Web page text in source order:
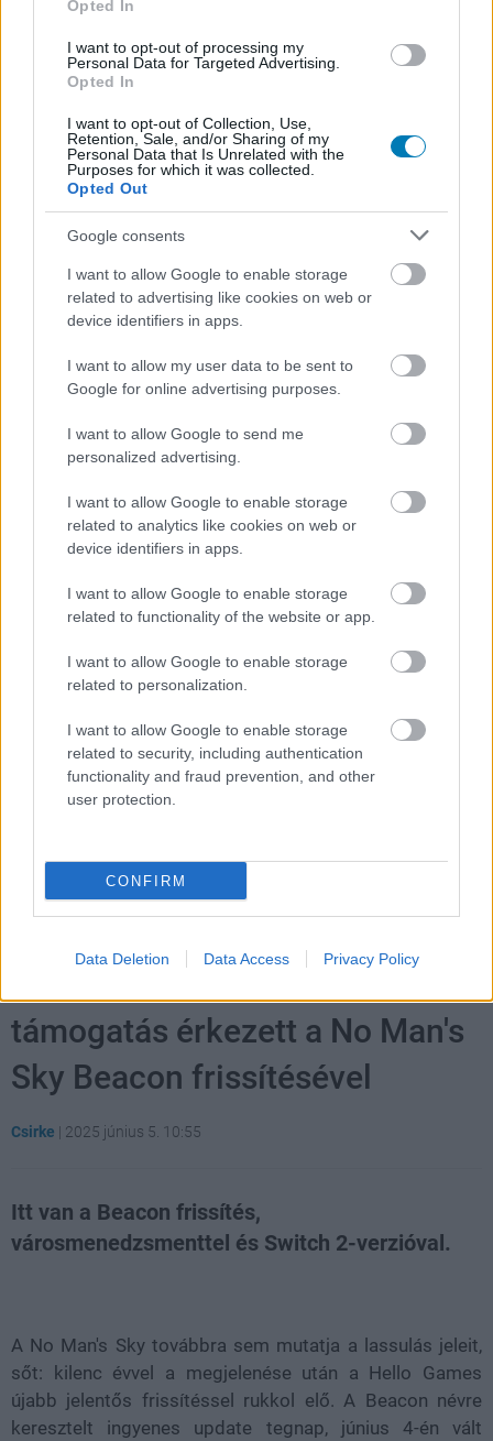
Opted In
I want to opt-out of processing my
Personal Data for Targeted Advertising.
Opted In
I want to opt-out of Collection, Use,
Retention, Sale, and/or Sharing of my
Personal Data that Is Unrelated with the
Purposes for which it was collected.
Opted Out
Google consents
I want to allow Google to enable storage
related to advertising like cookies on web or
device identifiers in apps.
I want to allow my user data to be sent to
Google for online advertising purposes.
I want to allow Google to send me
personalized advertising.
I want to allow Google to enable storage
related to analytics like cookies on web or
device identifiers in apps.
I want to allow Google to enable storage
related to functionality of the website or app.
I want to allow Google to enable storage
related to personalization.
I want to allow Google to enable storage
related to security, including authentication
functionality and fraud prevention, and other
user protection.
CONFIRM
Data Deletion Data Access Privacy Policy
Nem akarsz lemaradni semmiről?
Rengeteg hír és cikk vár rád, lehet, hogy éppen nem
jön szembe GSO-n vagy a social médiában. Segítünk,
hogy naprakész maradj, kiválogatjuk neked a
legjobbakat,iratkozz fel hírlevelünkre!
Kijelentem, hogy azadatkezelési nyilatkozat
Feliratkozom
SMASH by Meló-Diák: Homok, zene és a nyár legjobb
hangulata – Jön a második forduló! (X)
sorozat.
#marvel #fekete párduc
#black panther
Hozzászólások
támogatás érkezett a No Man's
Sky Beacon frissítésével
Csirke | 2025 június 5. 10:55
Itt van a Beacon frissítés,
városmenedzsmenttel és Switch 2-verzióval.
A No Man's Sky továbbra sem mutatja a lassulás jeleit,
sőt: kilenc évvel a megjelenése után a Hello Games
újabb jelentős frissítéssel rukkol elő. A Beacon névre
keresztelt ingyenes update tegnap, június 4-én vált